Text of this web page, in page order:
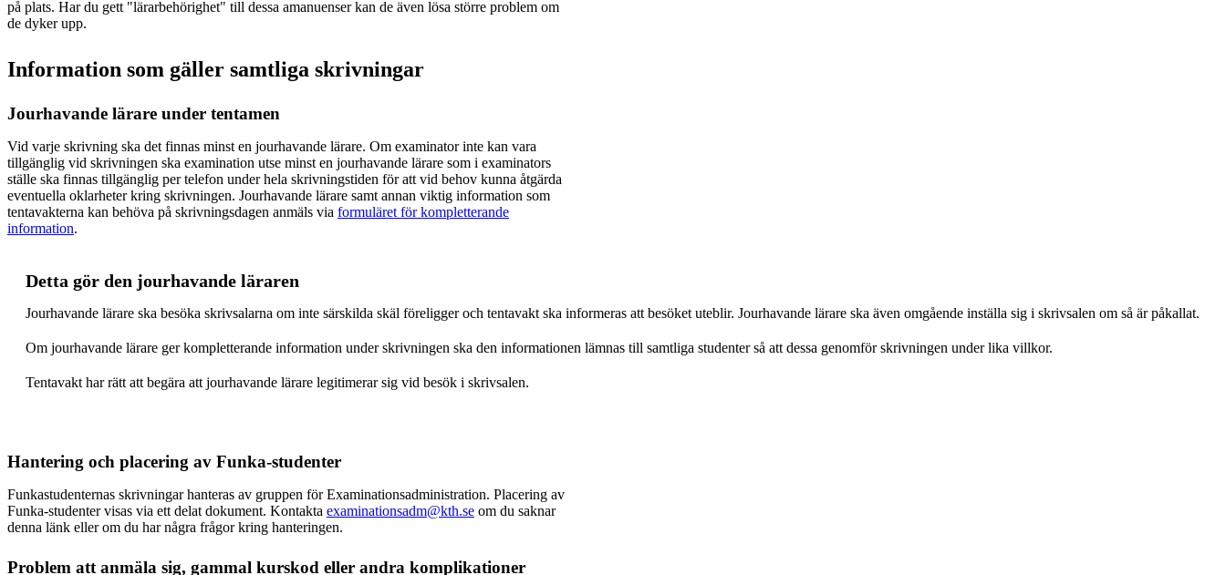
på plats. Har du gett "lärarbehörighet" till dessa amanuenser kan de även lösa större problem om
de dyker upp.
Information som gäller samtliga skrivningar
Jourhavande lärare under tentamen
Vid varje skrivning ska det finnas minst en jourhavande lärare. Om examinator inte kan vara
tillgänglig vid skrivningen ska examination utse minst en jourhavande lärare som i examinators
ställe ska finnas tillgänglig per telefon under hela skrivningstiden för att vid behov kunna åtgärda
eventuella oklarheter kring skrivningen. Jourhavande lärare samt annan viktig information som
tentavakterna kan behöva på skrivningsdagen anmäls via formuläret för kompletterande
information.
Detta gör den jourhavande läraren
Jourhavande lärare ska besöka skrivsalarna om inte särskilda skäl föreligger och tentavakt ska informeras att besöket uteblir. Jourhavande lärare ska även omgående inställa sig i skrivsalen om så är påkallat.
Om jourhavande lärare ger kompletterande information under skrivningen ska den informationen lämnas till samtliga studenter så att dessa genomför skrivningen under lika villkor.
Tentavakt har rätt att begära att jourhavande lärare legitimerar sig vid besök i skrivsalen.
Hantering och placering av Funka-studenter
Funkastudenternas skrivningar hanteras av gruppen för Examinationsadministration. Placering av
Funka-studenter visas via ett delat dokument. Kontakta examinationsadm@kth.se om du saknar
denna länk eller om du har några frågor kring hanteringen.
Problem att anmäla sig, gammal kurskod eller andra komplikationer